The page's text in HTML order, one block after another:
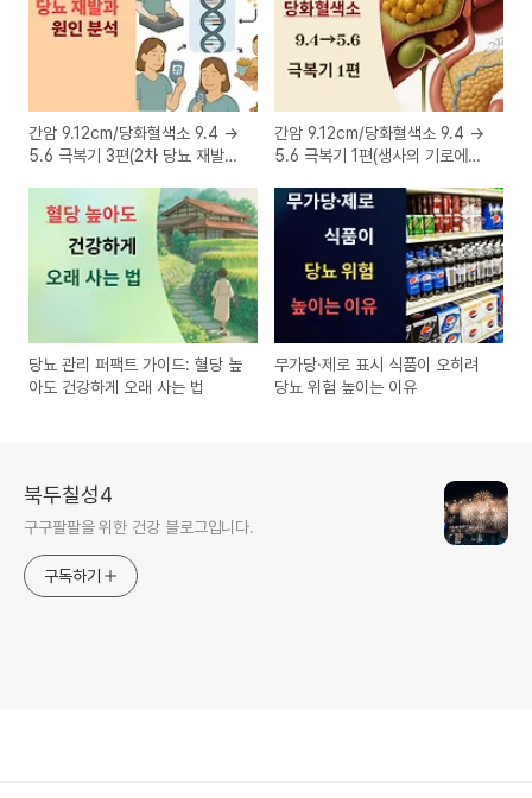
간암 9.12cm/당화혈색소 9.4 →
5.6 극복기 3편(2차 당뇨 재발과
간암 9.12cm/당화혈색소 9.4 →
5.6 극복기 1편(생사의 기로에서
당뇨 관리 퍼팩트 가이드: 혈당 높
아도 건강하게 오래 사는 법
무가당·제로 표시 식품이 오히려
당뇨 위험 높이는 이유
북두칠성4
구구팔팔을 위한 건강 블로그입니다.
구독하기